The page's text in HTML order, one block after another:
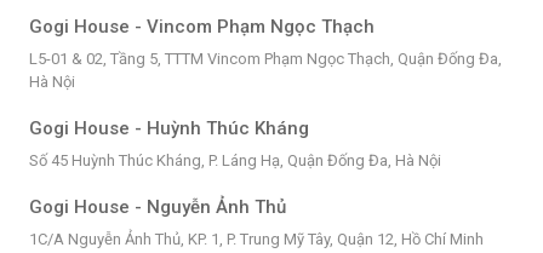
Gogi House - Vincom Phạm Ngọc Thạch
L5-01 & 02, Tầng 5, TTTM Vincom Phạm Ngọc Thạch, Quận Đống Đa,
Hà Nội
Gogi House - Huỳnh Thúc Kháng
Số 45 Huỳnh Thúc Kháng, P. Láng Hạ, Quận Đống Đa, Hà Nội
Gogi House - Nguyễn Ảnh Thủ
1C/A Nguyễn Ảnh Thủ, KP. 1, P. Trung Mỹ Tây, Quận 12, Hồ Chí Minh